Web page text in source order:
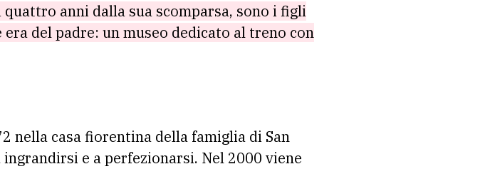
quattro anni dalla sua scomparsa, sono i figli
del padre: un museo dedicato al treno con
nella casa fiorentina della famiglia di San
e a perfezionarsi. Nel 2000 viene